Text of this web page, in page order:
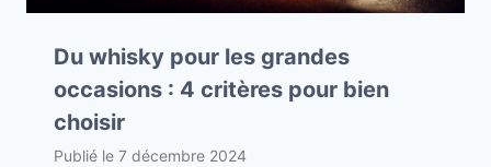
Du whisky pour les grandes
occasions : 4 critères pour bien
choisir
Publié le 7 décembre 2024